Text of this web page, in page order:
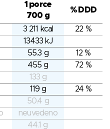
1 porce
700 g
% DDD
3 211 kcal
22 %
13433 kJ
55.3 g
12 %
455 g
72 %
133 g
119 g
24 %
50.4 g
neuvedeno
44.1 g